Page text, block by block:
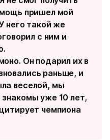
пришел мой
него такой же
с ним и
Он подарил их в
раньше, и
веселой, мы
уже 10 лет,
чемпиона